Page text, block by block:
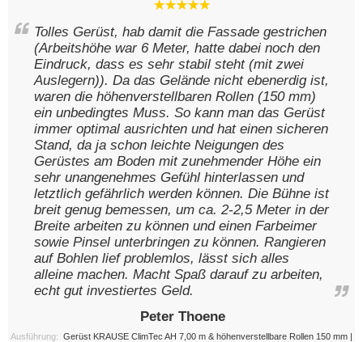
Tolles Gerüst, hab damit die Fassade gestrichen
(Arbeitshöhe war 6 Meter, hatte dabei noch den
Eindruck, dass es sehr stabil steht (mit zwei
Auslegern)). Da das Gelände nicht ebenerdig ist,
waren die höhenverstellbaren Rollen (150 mm)
ein unbedingtes Muss. So kann man das Gerüst
immer optimal ausrichten und hat einen sicheren
Stand, da ja schon leichte Neigungen des
Gerüstes am Boden mit zunehmender Höhe ein
sehr unangenehmes Gefühl hinterlassen und
letztlich gefährlich werden können. Die Bühne ist
breit genug bemessen, um ca. 2-2,5 Meter in der
Breite arbeiten zu können und einen Farbeimer
sowie Pinsel unterbringen zu können. Rangieren
auf Bohlen lief problemlos, lässt sich alles
alleine machen. Macht Spaß darauf zu arbeiten,
echt gut investiertes Geld.
Peter Thoene
Ausführung: Gerüst KRAUSE ClimTec AH 7,00 m & höhenverstellbare Rollen 150 mm |